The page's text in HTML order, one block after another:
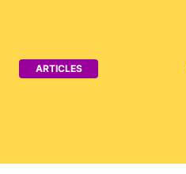
ARTICLES